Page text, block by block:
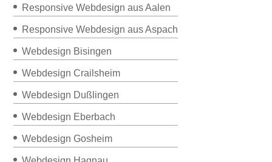
Responsive Webdesign aus Aalen
Responsive Webdesign aus Aspach
Webdesign Bisingen
Webdesign Crailsheim
Webdesign Dußlingen
Webdesign Eberbach
Webdesign Gosheim